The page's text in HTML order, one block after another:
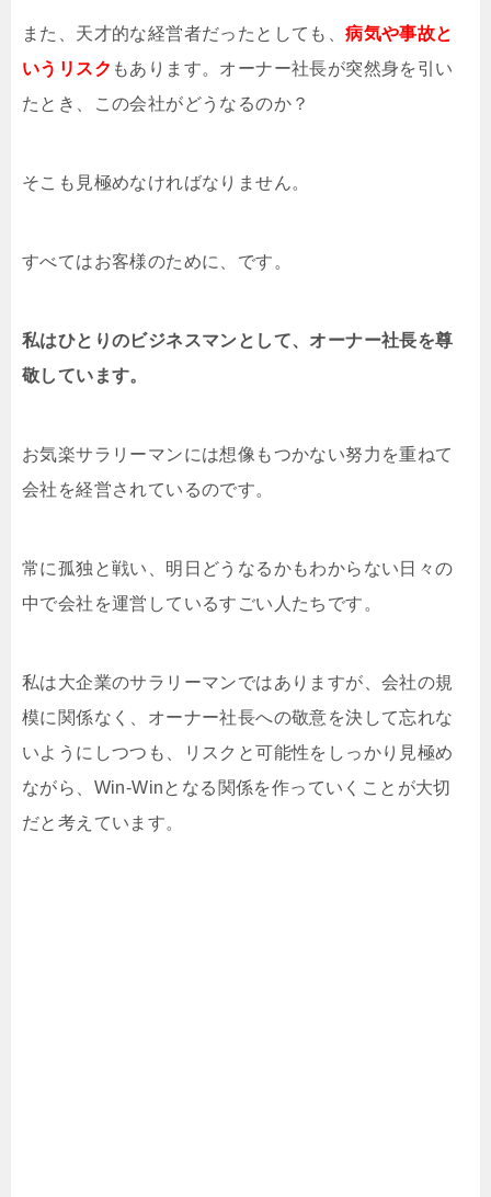
また、天才的な経営者だったとしても、病気や事故と
いうリスク もあります。オーナー社長が突然身を引い
たとき、この会社がどうなるのか？
そこも見極めなければなりません。
すべてはお客様のために、です。
私はひとりのビジネスマンとして、オーナー社長を尊
敬しています。
お気楽サラリーマンには想像もつかない努力を重ねて
会社を経営されているのです。
常に孤独と戦い、明日どうなるかもわからない日々の
中で会社を運営しているすごい人たちです。
私は大企業のサラリーマンではありますが、会社の規
模に関係なく、オーナー社長への敬意を決して忘れな
いようにしつつも、リスクと可能性をしっかり見極め
ながら、Win-Winとなる関係を作っていくことが大切
だと考えています。